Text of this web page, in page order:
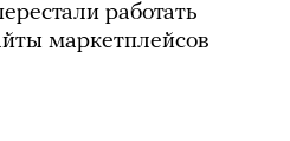
работать
маркетплейсов